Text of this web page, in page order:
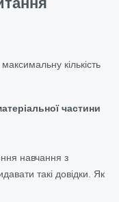
кількість
частини
навчання з
такі довідки. Як